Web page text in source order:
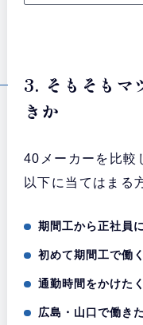
3. そもそもマ
きか
40メーカーを比較
以下に当てはまる
期間工から正社員
初めて期間工で働
通勤時間をかけた
広島・山口で働き